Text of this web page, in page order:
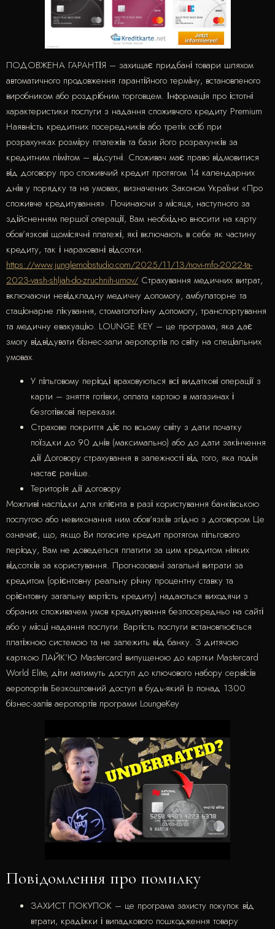
ПОДОВЖЕНА ГАРАНТІЯ – захищає придбані товари шляхом
автоматичного продовження гарантійного терміну, встановленого
виробником або роздрібним торговцем. Інформація про істотні
характеристики послуги з надання споживчого кредиту Premium
Наявність кредитних посередників або третіх осіб при
розрахунках розміру платежів та бази його розрахунків за
кредитним лімітом – відсутні. Споживач має право відмовитися
від договору про споживчий кредит протягом 14 календарних
днів у порядку та на умовах, визначених Законом України «Про
споживче кредитування». Починаючи з місяця, наступного за
здійсненням першої операції, Вам необхідно вносити на карту
обов’язкові щомісячні платежі, які включають в себе як частину
кредиту, так і нараховані відсотки.
https://www.junglemobstudio.com/2025/11/13/novi-mfo-2022-ta-
2023-vash-shljah-do-zruchnih-umov/ Страхування медичних витрат,
включаючи невідкладну медичну допомогу, амбулаторне та
стаціонарне лікування, стоматологічну допомогу, транспортування
та медичну евакуацію. LOUNGE KEY – це програма, яка дає
змогу відвідувати бізнес-зали аеропортів по світу на спеціальних
умовах.
У пільговому періоді враховуються всі видаткові операції з
карти – зняття готівки, оплата картою в магазинах і
безготівкові перекази.
Страхове покриття діє по всьому світу з дати початку
поїздки до 90 днів (максимально) або до дати закінчення
дії Договору страхування в залежності від того, яка подія
настає раніше.
Територія дії договору
Можливі наслідки для клієнта в разі користування банківською
послугою або невиконання ним обов'язків згідно з договором Це
означає, що, якщо Ви погасите кредит протягом пільгового
періоду, Вам не доведеться платити за цим кредитом ніяких
відсотків за користування. Прогнозовані загальні витрати за
кредитом (орієнтовну реальну річну процентну ставку та
орієнтовну загальну вартість кредиту) надаються виходячи з
обраних споживачем умов кредитування безпосередньо на сайті
або у місці надання послуги. Вартість послуги встановлюється
платіжною системою та не залежить від банку. З дитячою
карткою ЛАЙК’Ю Mastercard випущеною до картки Mastercard
World Elite, діти матимуть доступ до ключового набору сервісів
аеропортів Безкоштовний доступ в будь-який із понад 1300
бізнес-залів аеропортів програми LoungeKey
Повідомлення про помилку
ЗАХИСТ ПОКУПОК – це програма захисту покупок від
втрати, крадіжки і випадкового пошкодження товару